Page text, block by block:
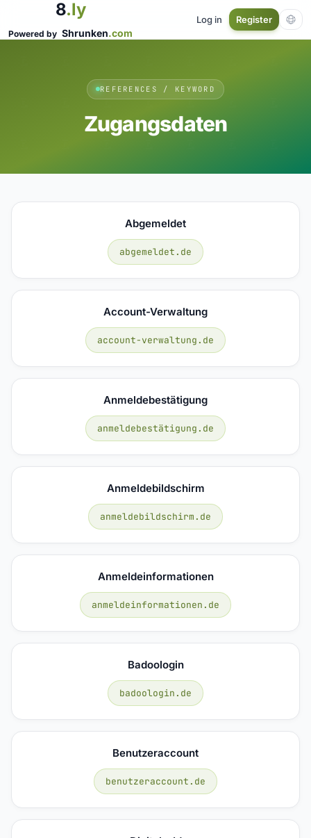
8.ly
Powered by Shrunken.com
Log in Register
REFERENCES / KEYWORD
Zugangsdaten
Abgemeldet
abgemeldet.de
Account-Verwaltung
account-verwaltung.de
Anmeldebestätigung
anmeldebestätigung.de
Anmeldebildschirm
anmeldebildschirm.de
Anmeldeinformationen
anmeldeinformationen.de
Badoologin
badoologin.de
Benutzeraccount
benutzeraccount.de